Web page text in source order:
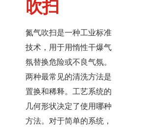
吹扫
氮气吹扫是一种工业标准
技术，用于用惰性干爆气
氛替换危险或不良气氛。
两种最常见的清洗方法是
置换和稀释。工艺系统的
几何形状决定了使用哪种
方法。对于简单的系统，